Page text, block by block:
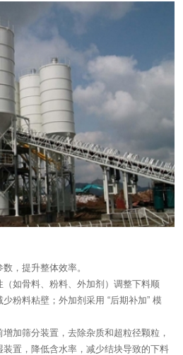
，提升整体效率。
如骨料、粉料、外加剂）调整下料顺
粉料粘壁；外加剂采用 “后期补加” 模
加筛分装置，去除杂质和超粒径颗粒，
置，降低含水率，减少结块导致的下料